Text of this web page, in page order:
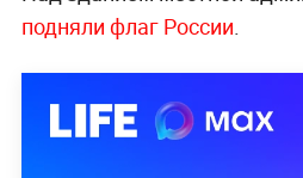
подняли флаг России